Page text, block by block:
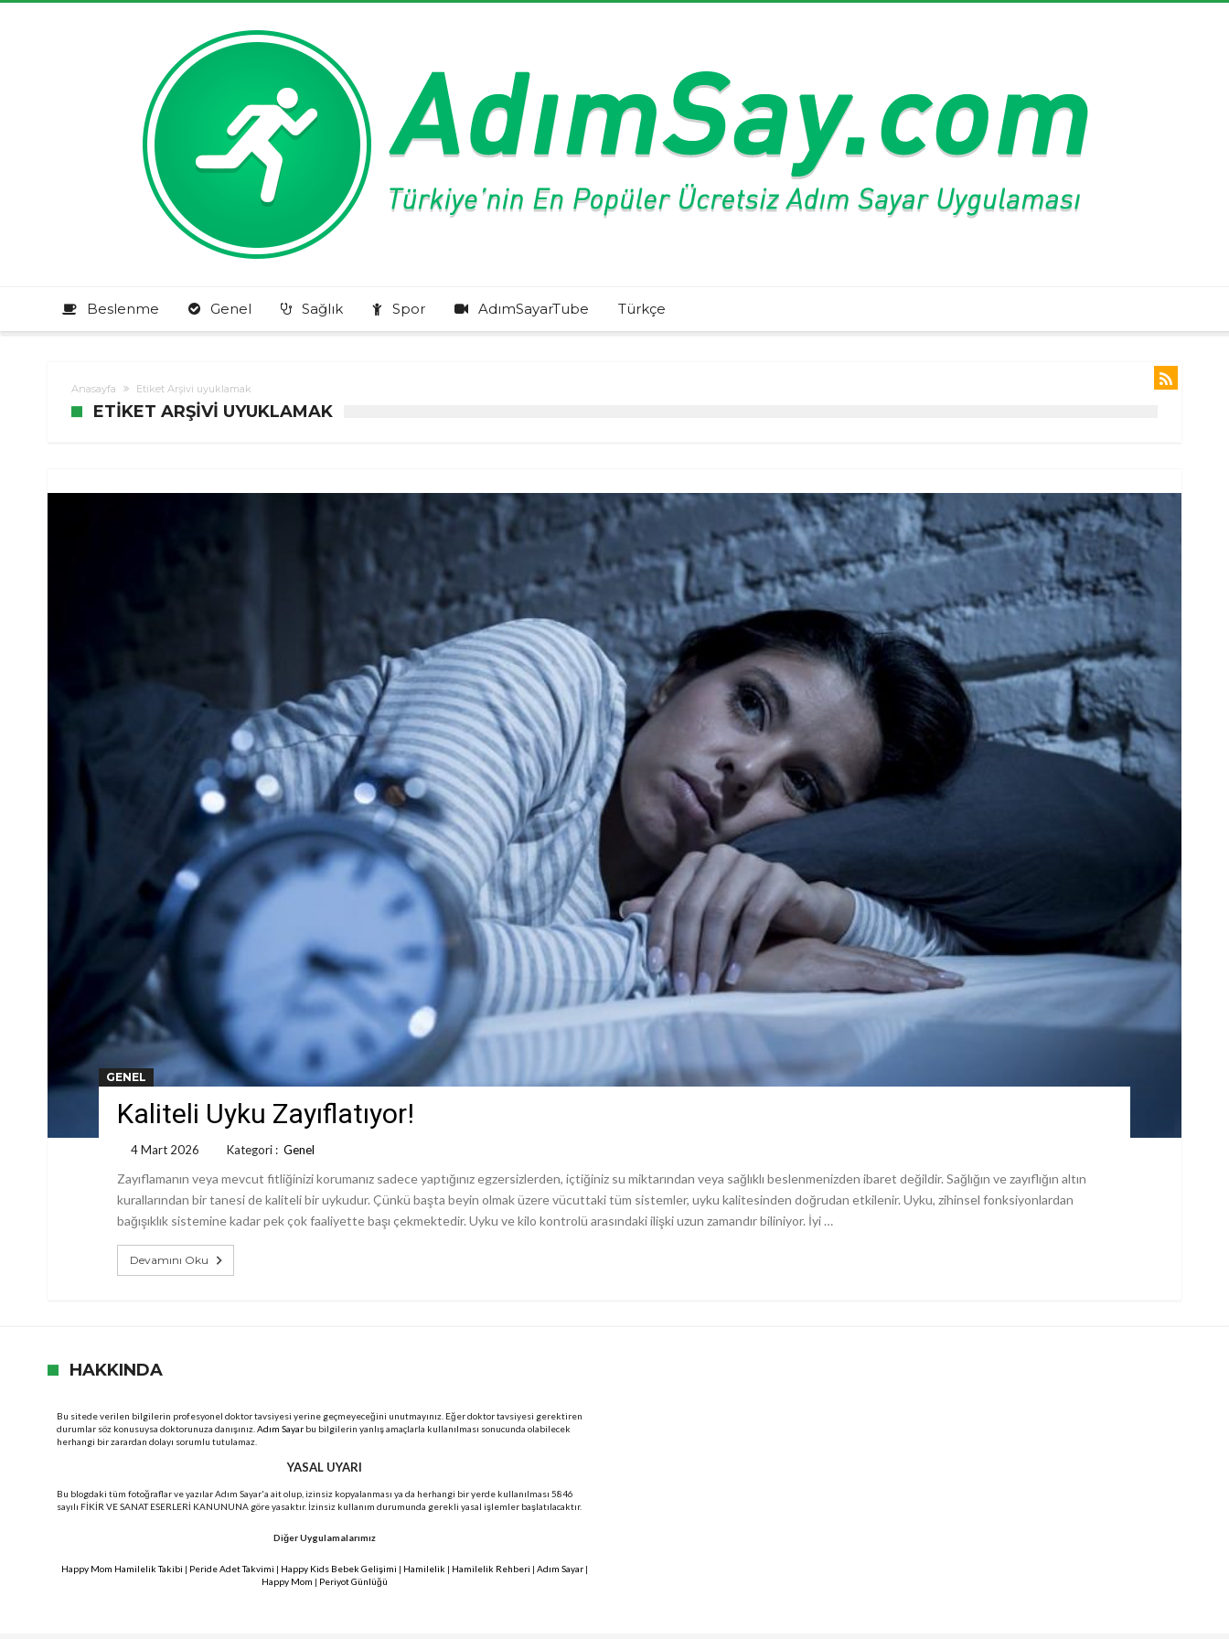
Beslenme Genel Sağlık Spor AdımSayarTube Türkçe
Anasayfa Etiket Arşivi uyuklamak
ETIKET ARŞIVI UYUKLAMAK
GENEL
Kaliteli Uyku Zayıflatıyor!
4 Mart 2026 Kategori : Genel
Zayıflamanın veya mevcut fitliğinizi korumanız sadece yaptığınız egzersizlerden, içtiğiniz su miktarından veya sağlıklı beslenmenizden ibaret değildir. Sağlığın ve zayıflığın altın
kurallarından bir tanesi de kaliteli bir uykudur. Çünkü başta beyin olmak üzere vücuttaki tüm sistemler, uyku kalitesinden doğrudan etkilenir. Uyku, zihinsel fonksiyonlardan
bağışıklık sistemine kadar pek çok faaliyette başı çekmektedir. Uyku ve kilo kontrolü arasındaki ilişki uzun zamandır biliniyor. İyi …
Devamını Oku
HAKKINDA
Bu sitede verilen bilgilerin profesyonel doktor tavsiyesi yerine geçmeyeceğini unutmayınız. Eğer doktor tavsiyesi gerektiren
durumlar söz konusuysa doktorunuza danışınız. Adım Sayar bu bilgilerin yanlış amaçlarla kullanılması sonucunda olabilecek
herhangi bir zarardan dolayı sorumlu tutulamaz.
YASAL UYARI
Bu blogdaki tüm fotoğraflar ve yazılar Adım Sayar'a ait olup, izinsiz kopyalanması ya da herhangi bir yerde kullanılması 5846
sayılı FİKİR VE SANAT ESERLERİ KANUNUNA göre yasaktır. İzinsiz kullanım durumunda gerekli yasal işlemler başlatılacaktır.
Diğer Uygulamalarımız
Happy Mom Hamilelik Takibi | Peride Adet Takvimi | Happy Kids Bebek Gelişimi | Hamilelik | Hamilelik Rehberi | Adım Sayar|
Happy Mom | Periyot Günlüğü